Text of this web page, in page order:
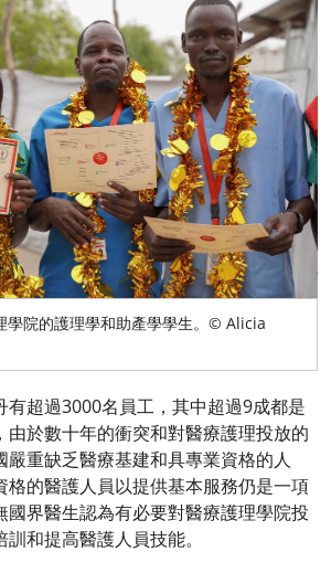
學院的護理學和助產學學生。© Alicia
有超過3000名員工，其中超過9成都是
由於數十年的衝突和對醫療護理投放的
嚴重缺乏醫療基建和具專業資格的人
格的醫護人員以提供基本服務仍是一項
國界醫生認為有必要對醫療護理學院投
和提高醫護人員技能。